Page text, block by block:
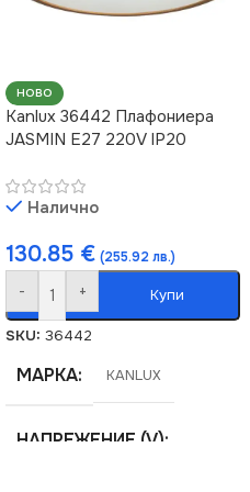
НОВО
Kanlux 36442 Плафониера
JASMIN E27 220V IP20
Налично
130.85 € (255.92 лв.)
- + Купи
SKU: 36442
МАРКА KANLUX
НАПРЕЖЕНИЕ (V)